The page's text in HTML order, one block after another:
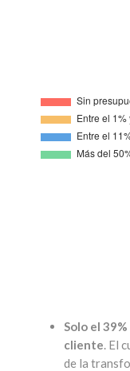
Solo el
cliente. El
de la